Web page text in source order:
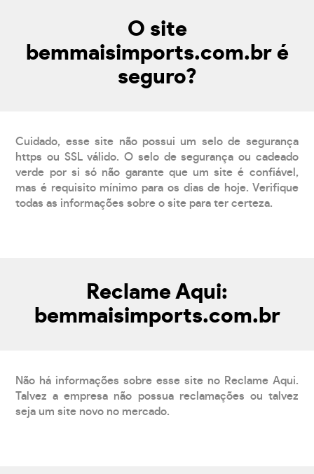
O site
bemmaisimports.com.br é
seguro?
Cuidado, esse site não possui um selo de segurança
https ou SSL válido. O selo de segurança ou cadeado
verde por si só não garante que um site é confiável,
mas é requisito mínimo para os dias de hoje. Verifique
todas as informações sobre o site para ter certeza.
Reclame Aqui:
bemmaisimports.com.br
Não há informações sobre esse site no Reclame Aqui.
Talvez a empresa não possua reclamações ou talvez
seja um site novo no mercado.